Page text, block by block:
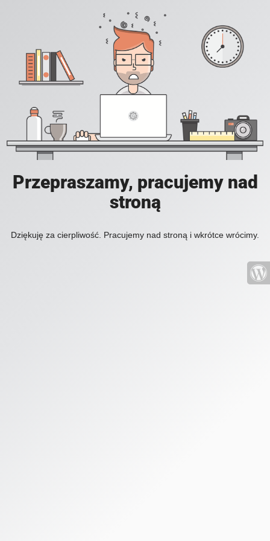
Przepraszamy, pracujemy nad
stroną
Dziękuję za cierpliwość. Pracujemy nad stroną i wkrótce wrócimy.